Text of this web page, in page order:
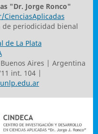
"Dr. Jorge Ronco"
de periodicidad bienal
de La Plata
Aires | Argentina
int. 104 |